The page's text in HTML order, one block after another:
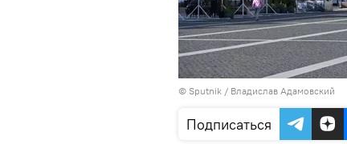
© Sputnik / Владислав Адамовский
Подписаться